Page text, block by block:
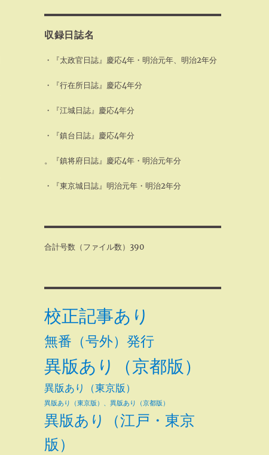
収録日誌名
・『太政官日誌』慶応4年・明治元年、明治2年分
・『行在所日誌』慶応4年分
・『江城日誌』慶応4年分
・『鎮台日誌』慶応4年分
。『鎮将府日誌』慶応4年・明治元年分
・『東京城日誌』明治元年・明治2年分
合計号数（ファイル数）390
校正記事あり
無番（号外）発行
異版あり（京都版）
異版あり（東京版）
異版あり（東京版）、異版あり（京都版）
異版あり（江戸・東京
版）